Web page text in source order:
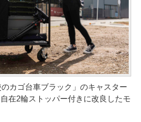
カゴ台車ブラック」のキャスター
在2輪ストッパー付きに改良したモ